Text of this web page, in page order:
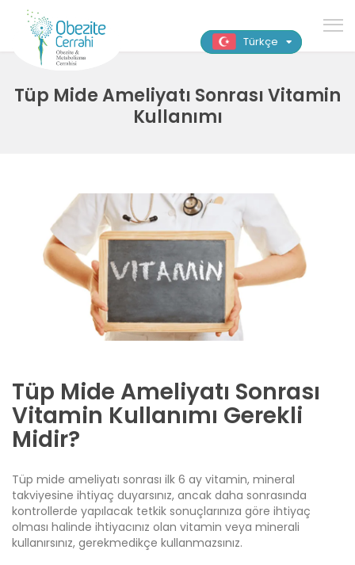
Türkçe
Tüp Mide Ameliyatı Sonrası Vitamin
Kullanımı
Tüp Mide Ameliyatı Sonrası
Vitamin Kullanımı Gerekli
Midir?
Tüp mide ameliyatı sonrası ilk 6 ay vitamin, mineral
takviyesine ihtiyaç duyarsınız, ancak daha sonrasında
kontrollerde yapılacak tetkik sonuçlarınıza göre ihtiyaç
olması halinde ihtiyacınız olan vitamin veya minerali
kullanırsınız, gerekmedikçe kullanmazsınız.